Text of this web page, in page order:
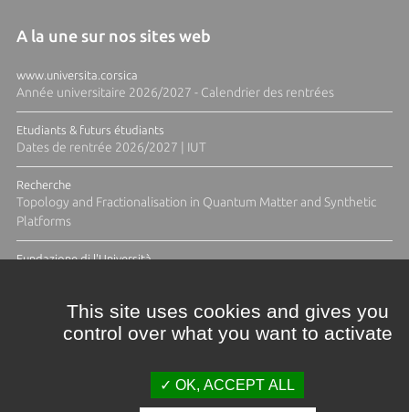
A la une sur nos sites web
www.universita.corsica
Année universitaire 2026/2027 - Calendrier des rentrées
Etudiants & futurs étudiants
Dates de rentrée 2026/2027 | IUT
Recherche
Topology and Fractionalisation in Quantum Matter and Synthetic
Platforms
Fundazione di l'Università
This site uses cookies and gives you
control over what you want to activate
OK, ACCEPT ALL